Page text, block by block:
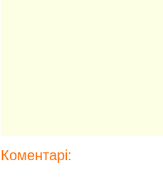
Коментарі: